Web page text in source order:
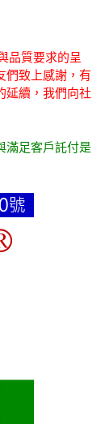
品質要求的呈
們致上感謝，有
延續，我們向社
滿足客戶託付是